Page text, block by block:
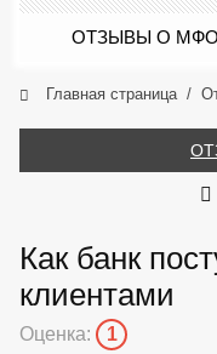
ОТЗЫВЫ О МФО
Главная страница
Как банк
клиентами
Оценка: 1